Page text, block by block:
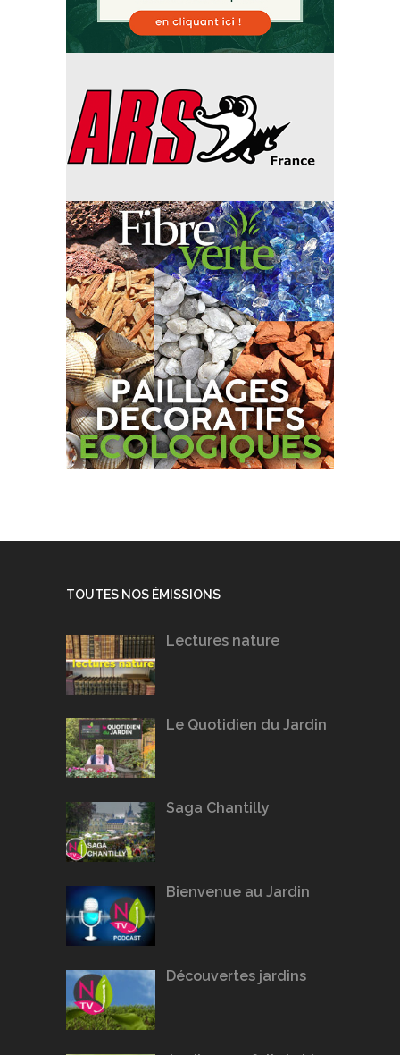
TOUTES NOS ÉMISSIONS
Lectures nature
Le Quotidien du Jardin
Saga Chantilly
Bienvenue au Jardin
Découvertes jardins